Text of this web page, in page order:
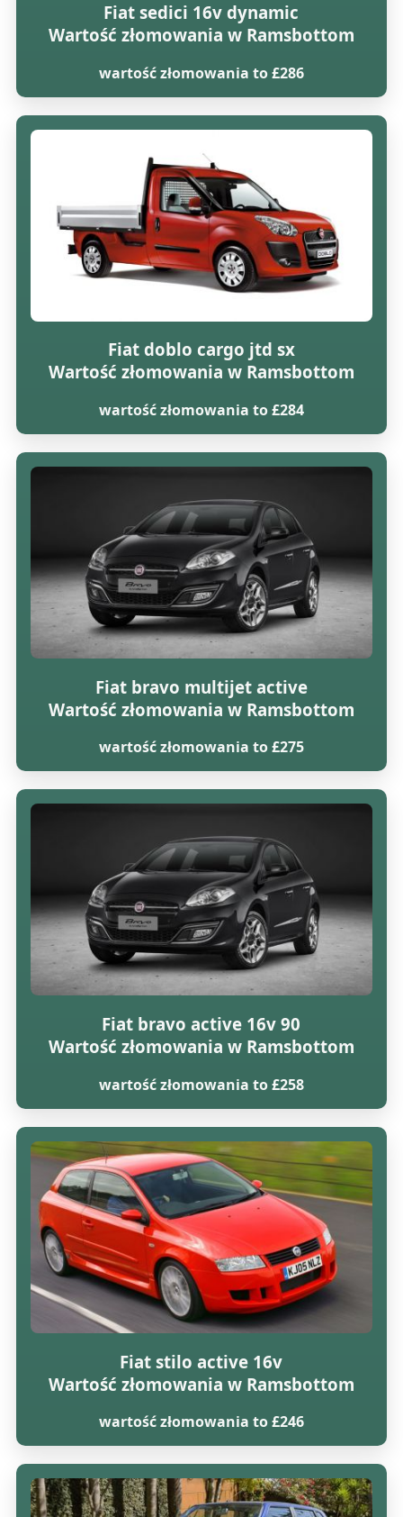
Fiat sedici 16v dynamic
Wartość złomowania w Ramsbottom
wartość złomowania to £286
Fiat doblo cargo jtd sx
Wartość złomowania w Ramsbottom
wartość złomowania to £284
Fiat bravo multijet active
Wartość złomowania w Ramsbottom
wartość złomowania to £275
Fiat bravo active 16v 90
Wartość złomowania w Ramsbottom
wartość złomowania to £258
Fiat stilo active 16v
Wartość złomowania w Ramsbottom
wartość złomowania to £246